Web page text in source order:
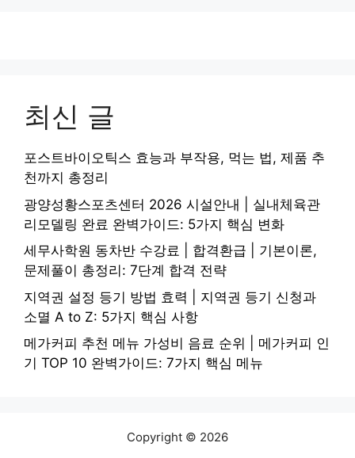
최신 글
포스트바이오틱스 효능과 부작용, 먹는 법, 제품 추
천까지 총정리
광양성황스포츠센터 2026 시설안내 | 실내체육관
리모델링 완료 완벽가이드: 5가지 핵심 변화
세무사학원 동차반 수강료 | 합격환급 | 기본이론,
문제풀이 총정리: 7단계 합격 전략
지역권 설정 등기 방법 효력 | 지역권 등기 신청과
소멸 A to Z: 5가지 핵심 사항
메가커피 추천 메뉴 가성비 음료 순위 | 메가커피 인
기 TOP 10 완벽가이드: 7가지 핵심 메뉴
Copyright © 2026